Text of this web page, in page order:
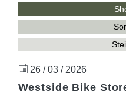
26 / 03 / 2026
Westside Bike